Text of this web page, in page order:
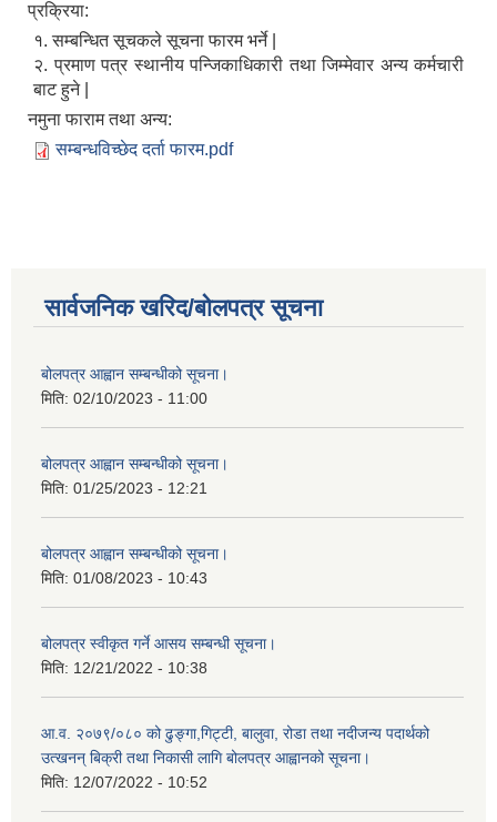
प्रक्रिया:
१. सम्बन्धित सूचकले सूचना फारम भर्ने |
२. प्रमाण पत्र स्थानीय पन्जिकाधिकारी तथा जिम्मेवार अन्य कर्मचारी
बाट हुने |
नमुना फाराम तथा अन्य:
सम्बन्धविच्छेद दर्ता फारम.pdf
सार्वजनिक खरिद/बोलपत्र सूचना
बोलपत्र आह्वान सम्बन्धीको सूचना।
मिति: 02/10/2023 - 11:00
बोलपत्र आह्वान सम्बन्धीको सूचना।
मिति: 01/25/2023 - 12:21
बोलपत्र आह्वान सम्बन्धीको सूचना।
मिति: 01/08/2023 - 10:43
बोलपत्र स्वीकृत गर्ने आसय सम्बन्धी सूचना।
मिति: 12/21/2022 - 10:38
आ.व. २०७९/०८० को ढुङ्गा,गिट्टी, बालुवा, रोडा तथा नदीजन्य पदार्थको
उत्खनन् बिक्री तथा निकासी लागि बोलपत्र आह्वानको सूचना।
मिति: 12/07/2022 - 10:52